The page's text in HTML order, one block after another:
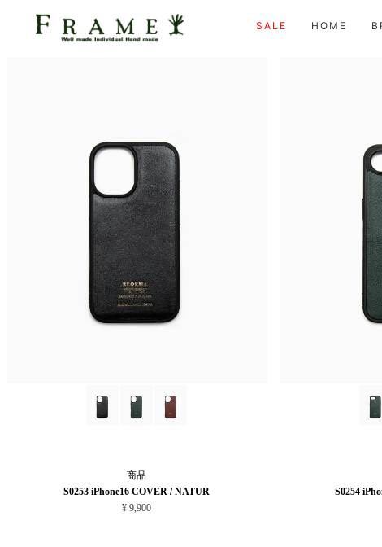
SALE HOME
商品
S0253 iPhone16 COVER / NATUR
¥ 9,900
S0254